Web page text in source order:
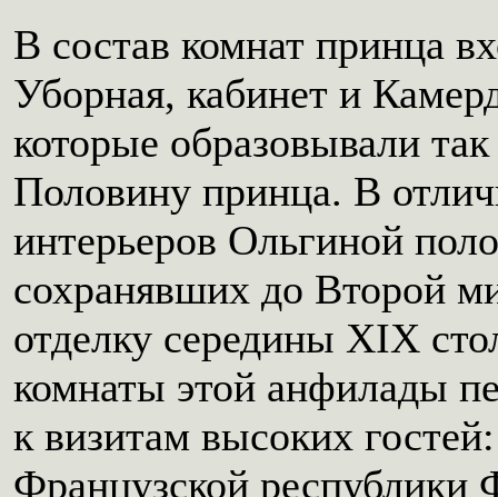
В состав комнат принца
Уборная, кабинет и
которые образовывали
Половину принца. В
интерьеров Ольгиной
сохранявших до Второй
отделку середины XIX
комнаты этой анфилады
к визитам высоких
Французской республики